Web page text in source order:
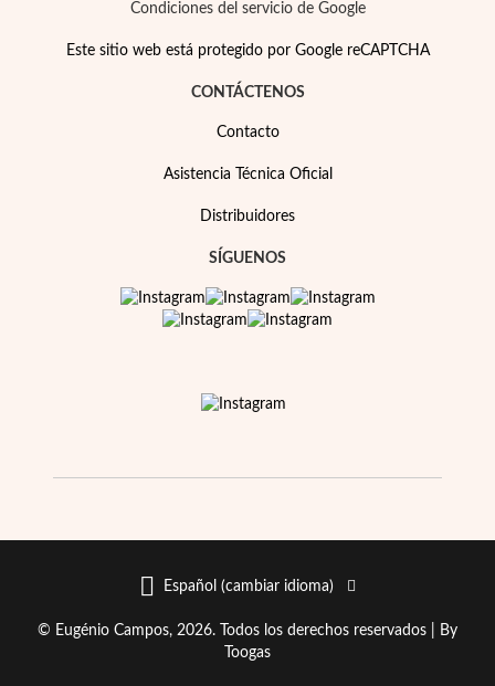
Temporada de Bodas
Condiciones del servicio de Google
Este sitio web está protegido por Google reCAPTCHA
CONTÁCTENOS
Contacto
Asistencia Técnica Oficial
Distribuidores
SÍGUENOS
Español (cambiar idioma)
© Eugénio Campos, 2026. Todos los derechos reservados |
By
Toogas